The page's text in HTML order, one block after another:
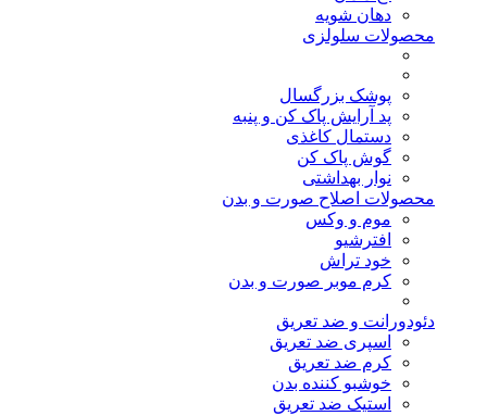
دهان شویه
محصولات سلولزی
پوشک بزرگسال
پد آرایش پاک کن و پنبه
دستمال کاغذی
گوش پاک کن
نوار بهداشتی
محصولات اصلاح صورت و بدن
موم و وکس
افترشیو
خود تراش
کرم موبر صورت و بدن
دئودورانت و ضد تعریق
اسپری ضد تعریق
کرم ضد تعریق
خوشبو کننده بدن
استیک ضد تعریق